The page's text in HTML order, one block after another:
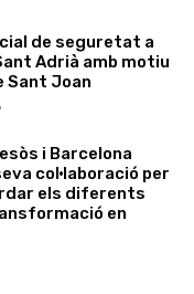
de seguretat a
Adrià amb motiu
Sant Joan
i Barcelona
col·laboració per
els diferents
en